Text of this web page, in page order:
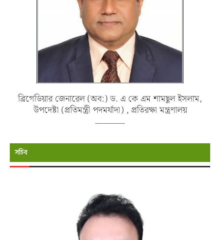
ব্রিগেডিয়ার জেনারেল (অব:) ড. এ কে এম শামছুল ইসলাম,
উপদেষ্টা (প্রতিমন্ত্রী পদমর্যাদা) , প্রতিরক্ষা মন্ত্রণালয়
সচিব